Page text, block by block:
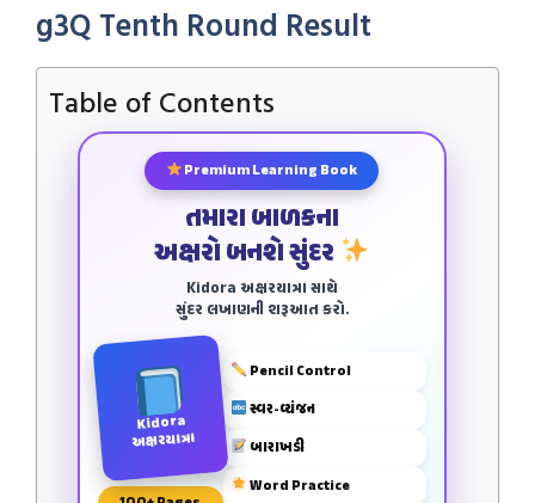
g3Q Tenth Round Result
Table of Contents
Premium Learning Book
તમારા બાળકના
અક્ષરો બનશે સુંદર
Kidora અક્ષરયાત્રા સાથે
સુંદર લખાણની શરૂઆત કરો.
Kidora
અક્ષરયાત્રા
Pencil Control
સ્વર-વ્યંજન
બારાખડી
Word Practice